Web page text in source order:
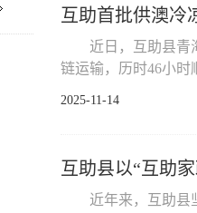
互助首批供澳冷
近日，互助县青
链运输，历时46小时
2025-11-14
互助县以“互助
近年来，互助县